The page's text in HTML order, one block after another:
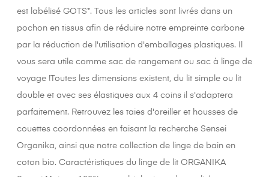
est labélisé GOTS*. Tous les articles sont livrés dans un
pochon en tissus afin de réduire notre empreinte carbone
par la réduction de l'utilisation d'emballages plastiques. Il
vous sera utile comme sac de rangement ou sac à linge de
voyage !Toutes les dimensions existent, du lit simple ou lit
double et avec ses élastiques aux 4 coins il s'adaptera
parfaitement. Retrouvez les taies d'oreiller et housses de
couettes coordonnées en faisant la recherche Sensei
Organika, ainsi que notre collection de linge de bain en
coton bio. Caractéristiques du linge de lit ORGANIKA